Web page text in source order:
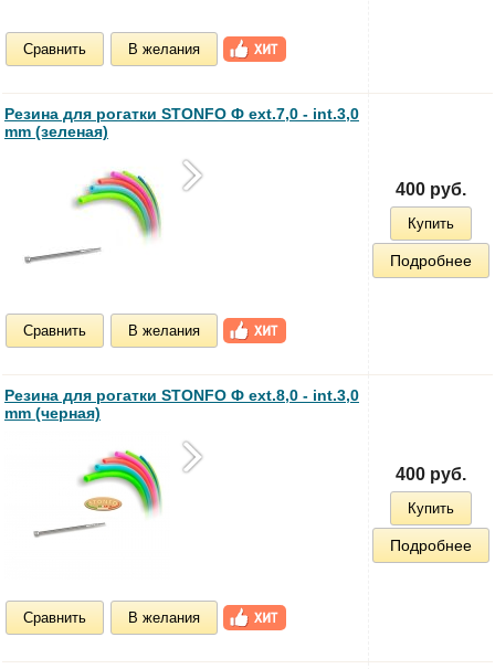
Сравнить В желания
Резина для рогатки STONFO Ф ext.7,0 - int.3,0
mm (зеленая)
Сравнить В желания
400 руб.
Купить
Подробнее
Резина для рогатки STONFO Ф ext.8,0 - int.3,0
mm (черная)
Сравнить В желания
400 руб.
Купить
Подробнее